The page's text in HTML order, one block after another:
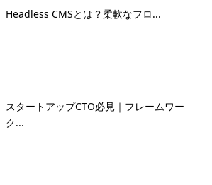
Headless CMSとは？柔軟なフロ...
スタートアップCTO必見｜フレームワー
ク...